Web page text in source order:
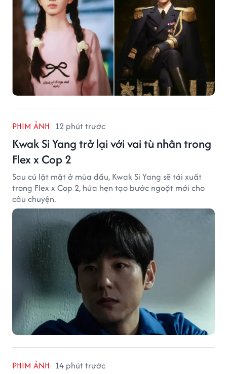
PHIM ẢNH 12 phút trước
Kwak Si Yang trở lại với vai tù nhân trong
Flex x Cop 2
Sau cú lật mặt ở mùa đầu, Kwak Si Yang sẽ tái xuất
trong Flex x Cop 2, hứa hẹn tạo bước ngoặt mới cho
câu chuyện.
PHIM ẢNH 14 phút trước